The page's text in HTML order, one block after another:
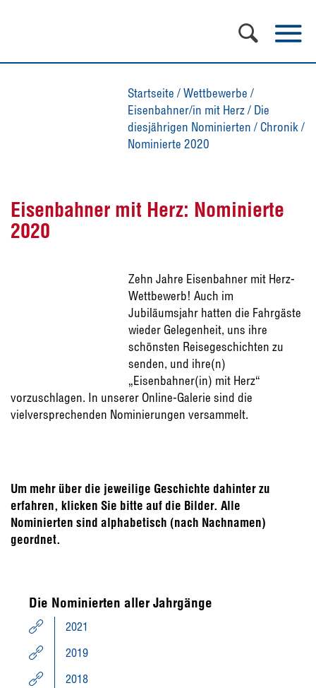
Startseite /Wettbewerbe /
Eisenbahner/in mit Herz/ Die
diesjährigen Nominierten / Chronik /
Nominierte 2020
Eisenbahner mit Herz: Nominierte
2020
Zehn Jahre Eisenbahner mit Herz-
Wettbewerb! Auch im
Jubiläumsjahr hatten die Fahrgäste
wieder Gelegenheit, uns ihre
schönsten Reisegeschichten zu
senden, und ihre(n)
„Eisenbahner(in) mit Herz“
vorzuschlagen. In unserer Online-Galerie sind die
vielversprechenden Nominierungen versammelt.
Um mehr über die jeweilige Geschichte dahinter zu
erfahren, klicken Sie bitte auf die Bilder. Alle
Nominierten sind alphabetisch (nach Nachnamen)
geordnet.
Die Nominierten aller Jahrgänge
2021
2019
2018